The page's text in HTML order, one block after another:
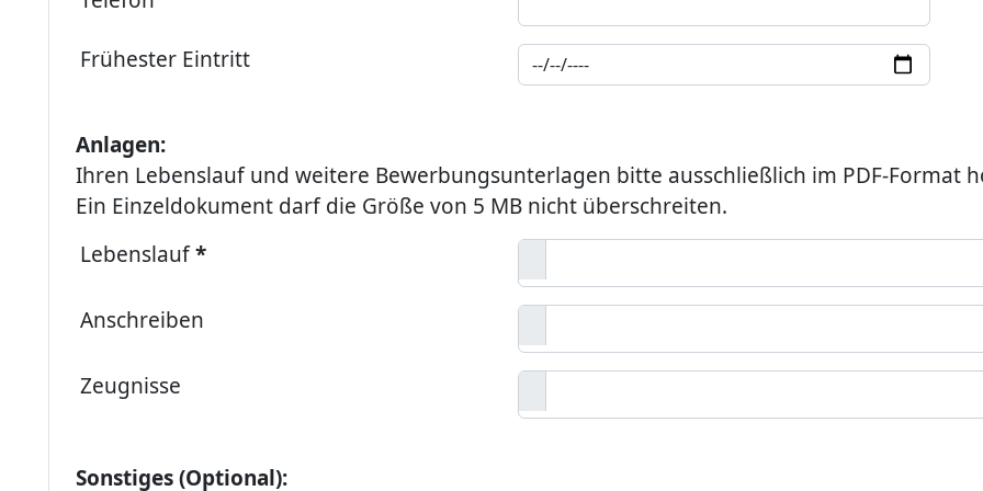
Frühester Eintritt
Anlagen:
Ihren Lebenslauf und weitere Bewerbungsunterlagen bitte ausschließlich im PDF-Format
Ein Einzeldokument darf die Größe von 5 MB nicht überschreiten.
Lebenslauf*
Anschreiben
Zeugnisse
Sonstiges (Optional):